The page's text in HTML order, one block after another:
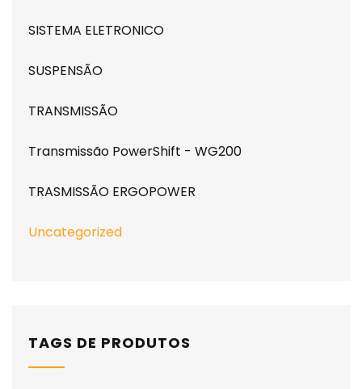
SISTEMA ELETRONICO
SUSPENSÃO
TRANSMISSÃO
Transmissão PowerShift - WG200
TRASMISSÃO ERGOPOWER
Uncategorized
TAGS DE PRODUTOS